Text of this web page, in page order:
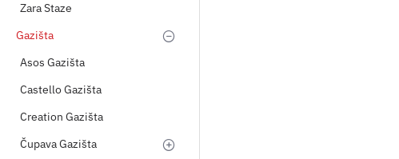
Zara Staze
Gazišta
Asos Gazišta
Castello Gazišta
Creation Gazišta
Čupava Gazišta